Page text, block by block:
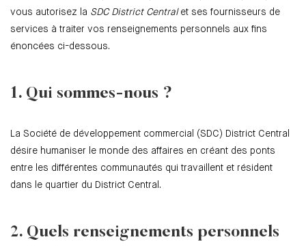
vous autorisez la SDC District Centralet ses fournisseurs de
services à traiter vos renseignements personnels aux fins
énoncées ci-dessous.
1. Qui sommes-nous ?
La Société de développement commercial (SDC) District Central
désire humaniser le monde des affaires en créant des ponts
entre les différentes communautés qui travaillent et résident
dans le quartier du District Central.
2. Quels renseignements personnels